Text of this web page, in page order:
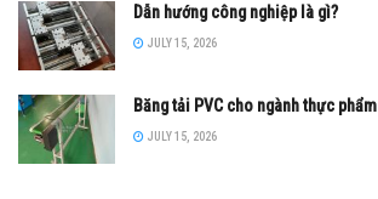
Dẫn hướng công nghiệp là gì?
JULY 15, 2026
Băng tải PVC cho ngành thực phẩm
JULY 15, 2026